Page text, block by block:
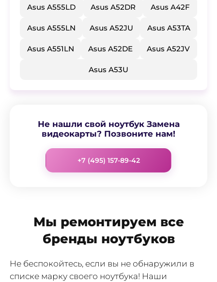
Asus A555LD Asus A52DR Asus A42F
Asus A555LN Asus A52JU Asus A53TA
Asus A551LN Asus A52DE Asus A52JV
Asus A53U
Не нашли свой ноутбук Замена
видеокарты? Позвоните нам!
+7 (495) 157-89-42
Мы ремонтируем все
бренды ноутбуков
Не беспокойтесь, если вы не обнаружили в
списке марку своего ноутбука! Наши